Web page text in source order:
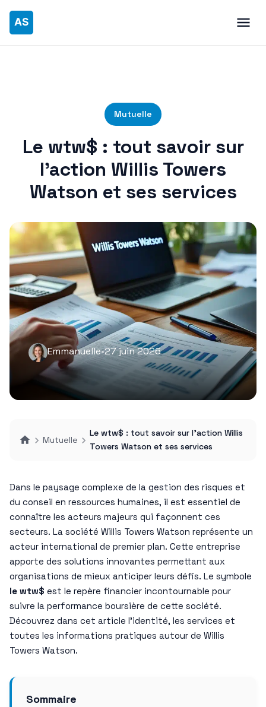
Mutuelle
Le wtw$ : tout savoir sur
l’action Willis Towers
Watson et ses services
Emmanuelle•27 juin 2026
Mutuelle
Le wtw$ : tout savoir sur l’action Willis
Towers Watson et ses services
Dans le paysage complexe de la gestion des risques et
du conseil en ressources humaines, il est essentiel de
connaître les acteurs majeurs qui façonnent ces
secteurs. La société Willis Towers Watson représente un
acteur international de premier plan. Cette entreprise
apporte des solutions innovantes permettant aux
organisations de mieux anticiper leurs défis. Le symbole
le wtw$ est le repère financier incontournable pour
suivre la performance boursière de cette société.
Découvrez dans cet article l’identité, les services et
toutes les informations pratiques autour de Willis
Towers Watson.
Sommaire